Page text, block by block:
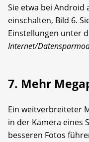
Sie etwa bei Android
einschalten, Bild 6.
Einstellungen unter
Internet/
7. Mehr
Ein weitverbreiteter
in der Kamera eines
besseren Fotos